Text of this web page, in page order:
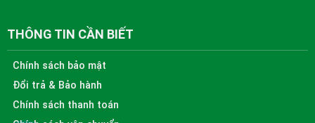
THÔNG TIN CẦN BIẾT
Chính sách bảo mật
Đổi trả & Bảo hành
Chính sách thanh toán